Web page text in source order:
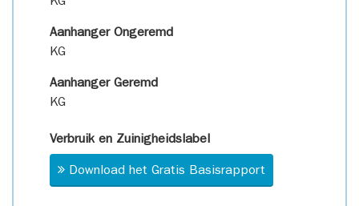
Aanhanger Ongeremd
KG
Aanhanger Geremd
KG
Verbruik en Zuinigheidslabel
Download het Gratis Basisrapport